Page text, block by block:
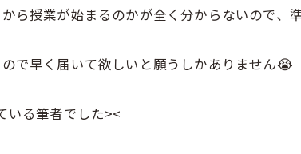
ら授業が始まるのかが全く分からないので、
で早く届いて欲しいと願うしかありません😭
いる筆者でした><